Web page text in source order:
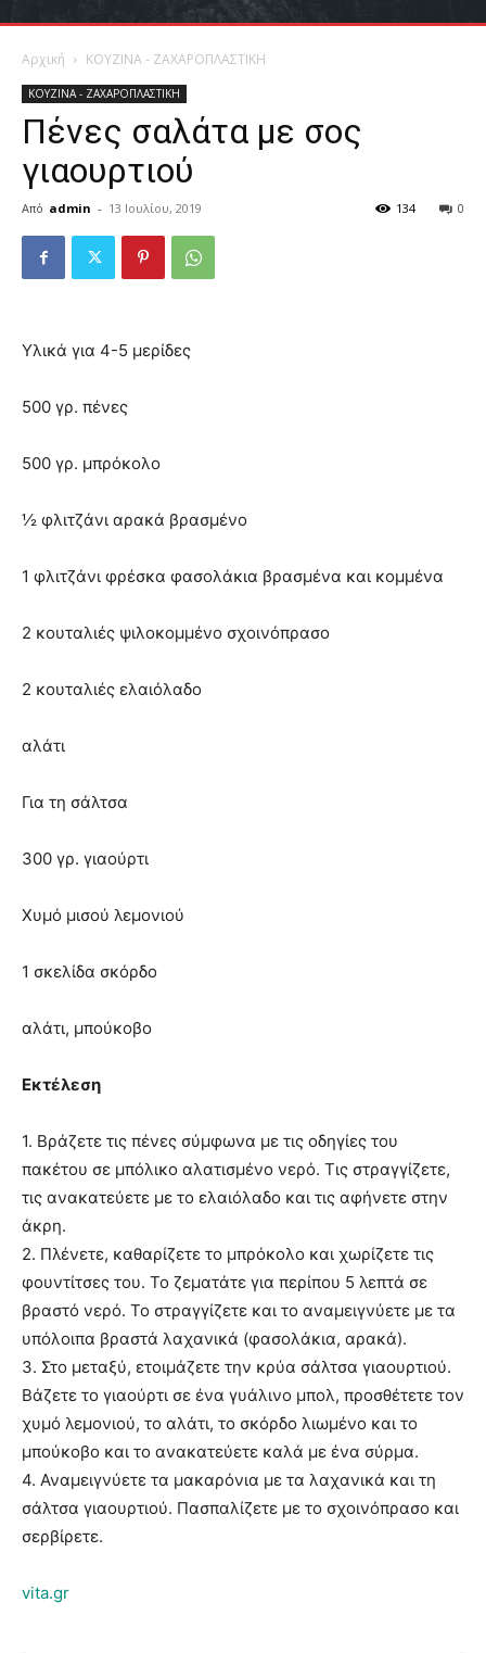
Αρχική ΚΟΥΖΙΝΑ - ΖΑΧΑΡΟΠΛΑΣΤΙΚΗ
ΚΟΥΖΙΝΑ - ΖΑΧΑΡΟΠΛΑΣΤΙΚΗ
Πένες σαλάτα με σος
γιαουρτιού
Από admin - 13 Ιουλίου, 2019 0
134
Υλικά για 4-5 μερίδες
500 γρ. πένες
500 γρ. μπρόκολο
½ φλιτζάνι αρακά βρασμένο
1 φλιτζάνι φρέσκα φασολάκια βρασμένα και κομμένα
2 κουταλιές ψιλοκομμένο σχοινόπρασο
2 κουταλιές ελαιόλαδο
αλάτι
Για τη σάλτσα
300 γρ. γιαούρτι
Χυμό μισού λεμονιού
1 σκελίδα σκόρδο
αλάτι, μπούκοβο
Εκτέλεση
1. Βράζετε τις πένες σύμφωνα με τις οδηγίες του
πακέτου σε μπόλικο αλατισμένο νερό. Τις στραγγίζετε,
τις ανακατεύετε με το ελαιόλαδο και τις αφήνετε στην
άκρη.
2. Πλένετε, καθαρίζετε το μπρόκολο και χωρίζετε τις
φουντίτσες του. Το ζεματάτε για περίπου 5 λεπτά σε
βραστό νερό. Το στραγγίζετε και το αναμειγνύετε με τα
υπόλοιπα βραστά λαχανικά (φασολάκια, αρακά).
3. Στο μεταξύ, ετοιμάζετε την κρύα σάλτσα γιαουρτιού.
Βάζετε το γιαούρτι σε ένα γυάλινο μπολ, προσθέτετε τον
χυμό λεμονιού, το αλάτι, το σκόρδο λιωμένο και το
μπούκοβο και το ανακατεύετε καλά με ένα σύρμα.
4. Αναμειγνύετε τα μακαρόνια με τα λαχανικά και τη
σάλτσα γιαουρτιού. Πασπαλίζετε με το σχοινόπρασο και
σερβίρετε.
vita.gr